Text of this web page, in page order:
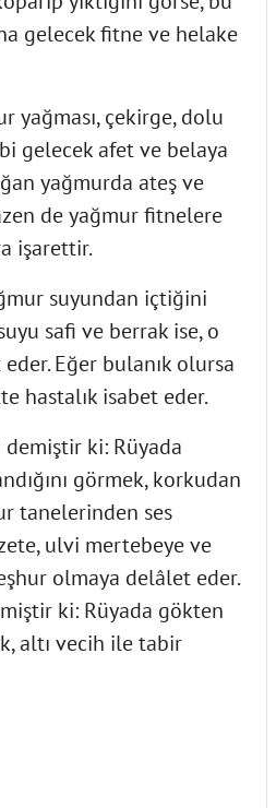
gelecek fitne ve helake
yağması, çekirge, dolu
gelecek afet ve belaya
yağmurda ateş ve
de yağmur fitnelere
işarettir.
suyundan içtiğini
safi ve berrak ise, o
Eğer bulanık olursa
hastalık isabet eder.
ki: Rüyada
görmek, korkudan
tanelerinden ses
ulvi mertebeye ve
olmaya delâlet eder.
ki: Rüyada gökten
altı vecih ile tabir